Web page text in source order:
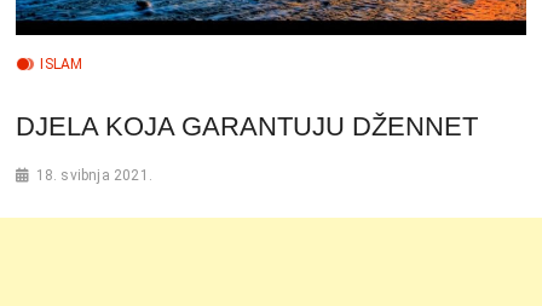
ISLAM
DJELA KOJA GARANTUJU DŽENNET
18. svibnja 2021.